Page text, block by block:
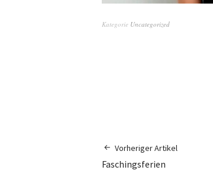
Kategorie Uncategorized
Vorheriger Artikel
Faschingsferien